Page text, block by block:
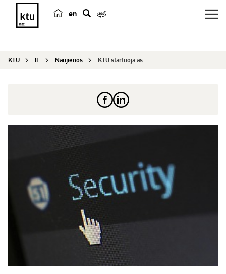
en
e
KTU IF Naujienos KTU startuoja asmens duomenų apsaugos sprendimam...